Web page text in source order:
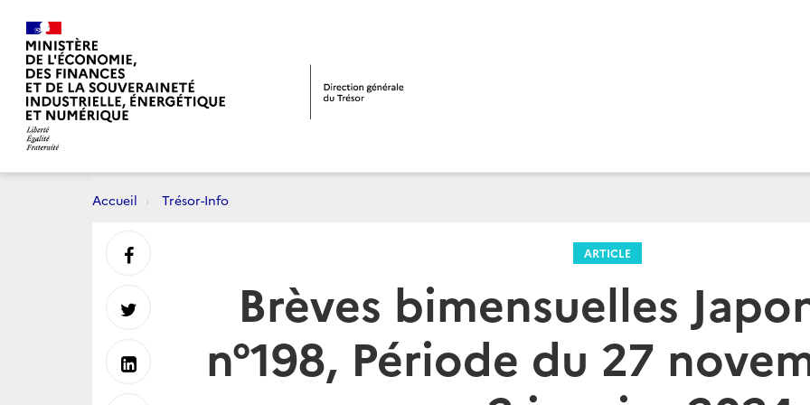
Accueil Trésor-Info
ARTICLE
Brèves bimensuelles
n°198, Période du 27
Partager
sur
Partager
sur
Partager